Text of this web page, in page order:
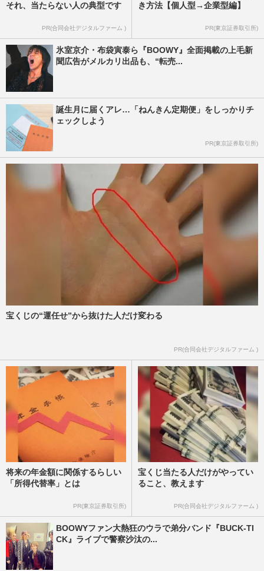
それ、当たらない人の典型です
PR(合同会社デジタルファーム )
き方法【個人型→企業型編】
PR(東京証券取引所)
氷室京介・布袋寅泰ら『BOOWY』全面掲載の上毛新
聞広告がメルカリ出品も、“転売...
誕生月に届くアレ…「ねんきん定期便」をしっかりチ
ェックしよう
PR(東京証券取引所)
宝くじの“運任せ”から抜けた人だけ変わる
PR(合同会社デジタルファーム )
将来の年金額に関係するらしい
「所得代替率」とは
PR(東京証券取引所)
宝くじ当たる人だけがやってい
ること、教えます
PR(合同会社デジタルファーム )
BOOWYファン大熱狂のウラで弟分バンド『BUCK-TI
CK』ライブで警察沙汰の...